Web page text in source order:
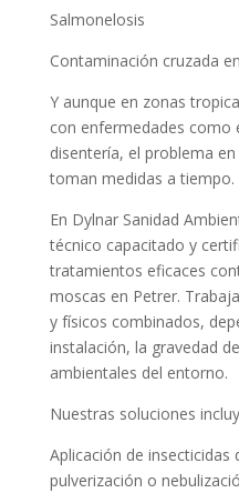
Salmonelosis
Contaminación cruzada
Y aunque en zonas
con enfermedades como
disentería, el problema
toman medidas a tiempo.
En Dylnar Sanidad
técnico capacitado y
tratamientos eficaces
moscas en Petrer.
y físicos combinados,
instalación, la gravedad
ambientales del entorno.
Nuestras soluciones
Aplicación de
pulverización o